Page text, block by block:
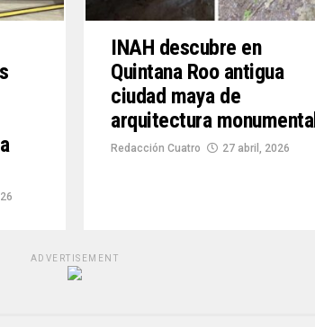
INAH descubre en
Quintana Roo antigua
ciudad maya de
arquitectura monumental
Redacción Cuatro 27 abril, 2026
ADVERTISEMENT